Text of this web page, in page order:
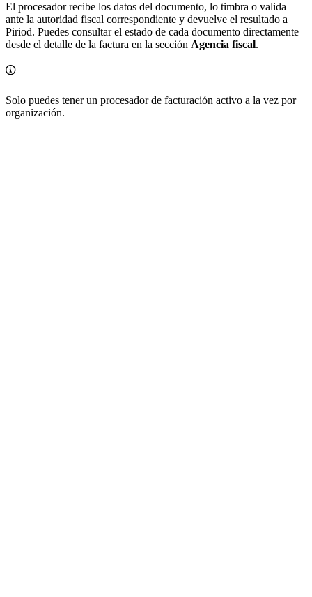
El procesador recibe los datos del documento, lo timbra o valida
ante la autoridad fiscal correspondiente y devuelve el resultado a
Piriod. Puedes consultar el estado de cada documento directamente
desde el detalle de la factura en la sección Agencia fiscal.
Solo puedes tener un procesador de facturación activo a la vez por
organización.